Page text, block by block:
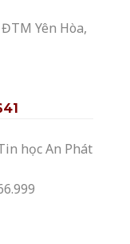
Yên Hòa,
học An Phát